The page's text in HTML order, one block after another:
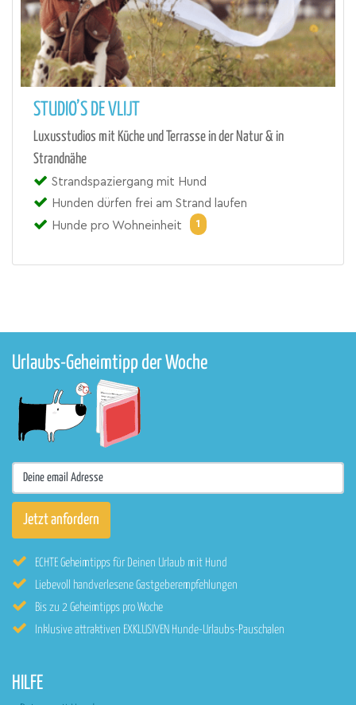
STUDIO’S DE VLIJT
Luxusstudios mit Küche und Terrasse in der Natur & in
Strandnähe
Strandspaziergang mit Hund
Hunden dürfen frei am Strand laufen
Hunde pro Wohneinheit
1
Urlaubs-Geheimtipp der Woche
ECHTE Geheimtipps für Deinen Urlaub mit Hund
Liebevoll handverlesene Gastgeberempfehlungen
Bis zu 2 Geheimtipps pro Woche
Inklusive attraktiven EXKLUSIVEN Hunde-Urlaubs-Pauschalen
HILFE